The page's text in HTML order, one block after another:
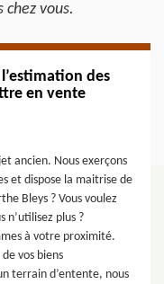
chez vous.
des
en vente
ancien. Nous exerçons
et dispose la maitrise de
Bleys ? Vous voulez
n’utilisez plus ?
à votre proximité.
vos biens
terrain d’entente, nous